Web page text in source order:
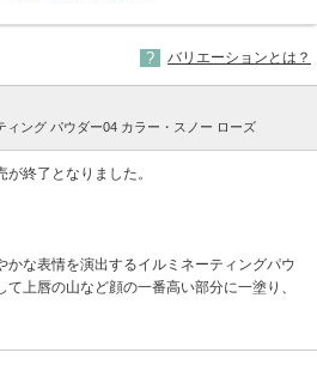
バリエーションとは？
ング パウダー04 カラー・スノー ローズ
終了となりました。
かな表情を演出するイルミネーティングパウ
上唇の山など顔の一番高い部分に一塗り、